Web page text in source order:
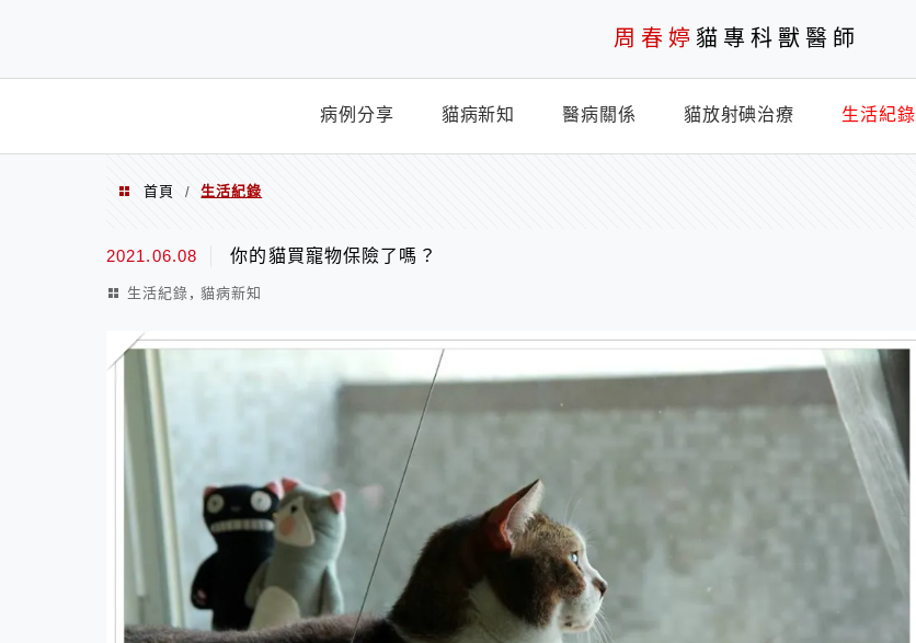
周春婷 貓專科獸醫師
病例分享 貓病新知 醫病關係 貓放射碘治療 生活紀錄
首頁 / 生活紀錄
生活紀錄
2021.06.08 你的貓買寵物保險了嗎？
生活紀錄 , 貓病新知